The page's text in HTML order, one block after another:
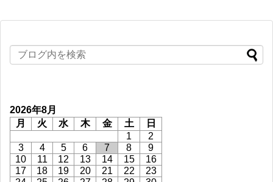
2026年8月
月
火 水 木 金 土 日
1
2
3
4 5 6 7 8
9
10
11 12 13 14 15
16
17
18 19 20 21 22
23